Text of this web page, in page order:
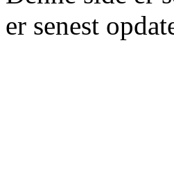
er senest